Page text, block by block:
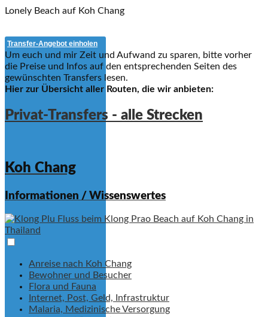
Lonely Beach auf Koh Chang
Transfer-Angebot einholen
Um euch und mir Zeit und Aufwand zu sparen, bitte vorher
die Preise und Infos auf den entsprechenden Seiten des
gewünschten Transfers lesen.
Hier zur Übersicht aller Routen, die wir anbieten:
Privat-Transfers - alle Strecken
Koh Chang
Informationen / Wissenswertes
Anreise nach Koh Chang
Bewohner und Besucher
Flora und Fauna
Internet, Post, Geld, Infrastruktur
Malaria, Medizinische Versorgung